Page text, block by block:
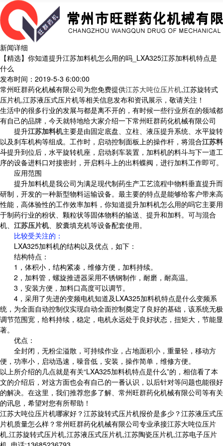
新闻详细
【精选】你知道提升江苏加料机怎么用的吗_LXA325江苏加料机特点是
什么
发布时间：2019-5-3 6:00:00
常州旺群药化机械有限公司为您免费提供江苏大吨位压片机,江苏旋转式
压片机,江苏液压式压片机等相关信息发布和资讯展示，敬请关注！
生活中的很多行业的发展与都是离不开的，有时候一些行业所在的领域都
有自己的品牌，今天就特地给大家介绍一下常州旺群药化机械有限公司
提升江苏加料机主要是由固定底盘、立柱、液压提升系统、水平旋转
以及刹车机构等组成。工作时，启动控制面板上的操作杆，将混合江苏料
斗提升到位后，水平旋转机座，启动刹车装置，加料机的料斗与下一道工
序的设备进料口对接密封，开启料斗上的出料蝶阀，进行加料工作即可。
应用范围
提升加料机是我公司为满足现代制药生产工艺流程中物料垂直提升而
研制，开发的一种新型物料运输设备。最主要的特点是能够给客户带来高
性能，高体验性的工作效率加料，你知道提升加料机怎么用的吗它主要用
于制药行业的粉状、颗粒状等固体物料的输送、提升和加料。可与混合
机、 江苏压片机、胶囊填充机等设备配套使用。
比较受关注的 ：
LXA325加料机的结构以及优点，如下：
结构特点：
1，体积小，结构紧凑，维修方便，加料持续。
2，加料管，螺旋推进器采用不锈钢制作，耐磨，耐高温。
3，安装方便，加料口高度可以调节。
4，采用了先进的变频电机知道及LXA325加料机特点是什么变频系
统，为全面自动控制仪实现自动全面控制奠定了良好的基础，该系统无极
调节范围宽，给料持续，稳定，电机永远处于良好状态，扭矩大，节能显
著。
优点：
全封闭，无粉尘溢散，可持续作业，占地面积小，重量轻，移动方
便，功率小，启动迅速，噪音低，安装，操作简单，维修方便。
以上所介绍的几点就是有关“LXA325加料机特点是什么”的，相信看了本
文的介绍后，对这方面也会有自己的一番认识，以后针对等问题也能很好
的解决。在这里，我们推荐您多了解、常州旺群药化机械有限公司等有关
的讯息，希望对您有所帮助！
江苏大吨位压片机哪家好？江苏旋转式压片机报价是多少？江苏液压式压
片机质量怎么样？常州旺群药化机械有限公司专业承接江苏大吨位压片
机,江苏旋转式压片机,江苏液压式压片机,江苏陶瓷压片机,江苏电子压片